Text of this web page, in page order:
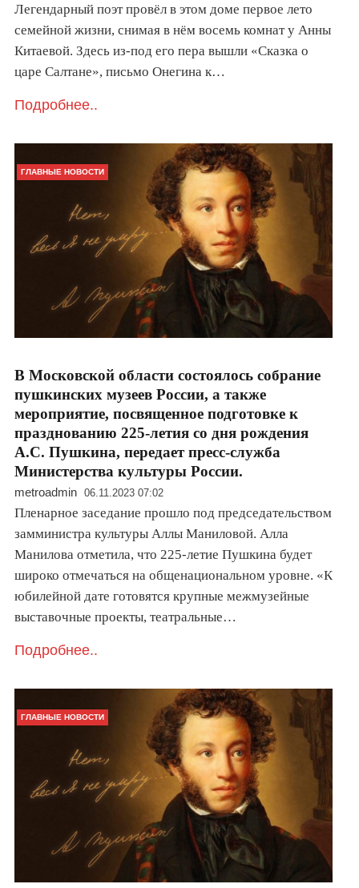
Легендарный поэт провёл в этом доме первое лето
семейной жизни, снимая в нём восемь комнат у Анны
Китаевой. Здесь из-под его пера вышли «Сказка о
царе Салтане», письмо Онегина к…
Подробнее..
ГЛАВНЫЕ НОВОСТИ
В Московской области состоялось собрание
пушкинских музеев России, а также
мероприятие, посвященное подготовке к
празднованию 225-летия со дня рождения
А.С. Пушкина, передает пресс-служба
Министерства культуры России.
metroadmin 06.11.2023 07:02
Пленарное заседание прошло под председательством
замминистра культуры Аллы Маниловой. Алла
Манилова отметила, что 225-летие Пушкина будет
широко отмечаться на общенациональном уровне. «К
юбилейной дате готовятся крупные межмузейные
выставочные проекты, театральные…
Подробнее..
ГЛАВНЫЕ НОВОСТИ